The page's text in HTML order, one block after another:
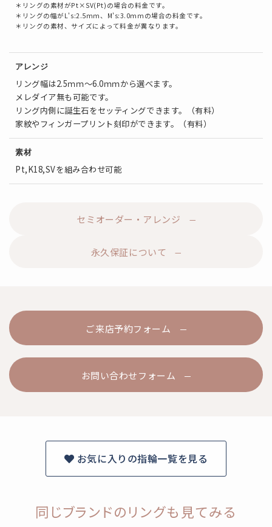
＊リングの素材がPt×SV(Pt)の場合の料金です。
＊リングの幅がL's:2.5ｍｍ、M's:3.0ｍｍの場合の料金です。
＊リングの素材、サイズによって料金が異なります。
アレンジ
リング幅は2.5ｍｍ～6.0ｍｍから選べます。
メレダイア無も可能です。
リング内側に誕生石をセッティングできます。（有料）
家紋やフィンガープリント刻印ができます。（有料）
素材
Pt,K18,SVを組み合わせ可能
セミオーダー・アレンジ
永久保証について
ご来店予約フォーム
お問い合わせフォーム
お気に入りの指輪一覧を見る
同じブランドのリングも見てみる